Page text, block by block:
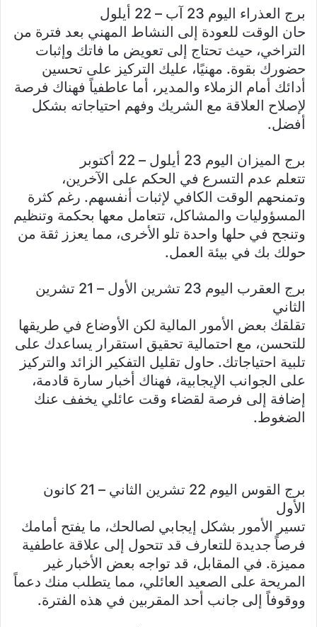
برج العذراء اليوم 23 آب – 22 أيلول
حان الوقت للعودة إلى النشاط المهني بعد فترة من
التراخي، حيث تحتاج إلى تعويض ما فاتك وإثبات
حضورك بقوة. مهنيًا، عليك التركيز على تحسين
أدائك أمام الزملاء والمدير، أما عاطفياً فهناك فرصة
لإصلاح العلاقة مع الشريك وفهم احتياجاته بشكل
أفضل.
برج الميزان اليوم 23 أيلول – 22 أکتوبر
تتعلم عدم التسرع في الحكم على الآخرين،
وتمنحهم الوقت الكافي لإثبات أنفسهم. رغم كثرة
المسؤوليات والمشاكل، تتعامل معها بحكمة وتنظيم
وتنجح في حلها واحدة تلو الأخرى، مما يعزز ثقة من
حولك بك في بيئة العمل.
برج العقرب اليوم 23 تشرين الأول – 21 تشرين
الثاني
تقلقك بعض الأمور المالية لكن الأوضاع في طريقها
للتحسن، مع احتمالية تحقيق استقرار يساعدك على
تلبية احتياجاتك. حاول تقليل التفكير الزائد والتركيز
على الجوانب الإيجابية، فهناك أخبار سارة قادمة،
إضافة إلى فرصة لقضاء وقت عائلي يخفف عنك
الضغوط.
برج القوس اليوم 22 تشرين الثاني – 21 كانون
الأول
تسير الأمور بشكل إيجابي لصالحك، ما يفتح أمامك
فرصاً جديدة للتعارف قد تتحول إلى علاقة عاطفية
مميزة. في المقابل، قد تواجه بعض الأخبار غير
المريحة على الصعيد العائلي، مما يتطلب منك دعماً
ووقوفاً إلى جانب أحد المقربين في هذه الفترة.